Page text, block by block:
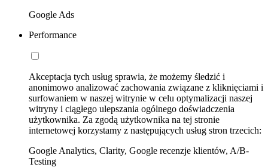
Google Ads
Performance
Akceptacja tych usług sprawia, że możemy śledzić i
anonimowo analizować zachowania związane z kliknięciami i
surfowaniem w naszej witrynie w celu optymalizacji naszej
witryny i ciągłego ulepszania ogólnego doświadczenia
użytkownika. Za zgodą użytkownika na tej stronie
internetowej korzystamy z następujących usług stron trzecich:
Google Analytics, Clarity, Google recenzje klientów, A/B-
Testing